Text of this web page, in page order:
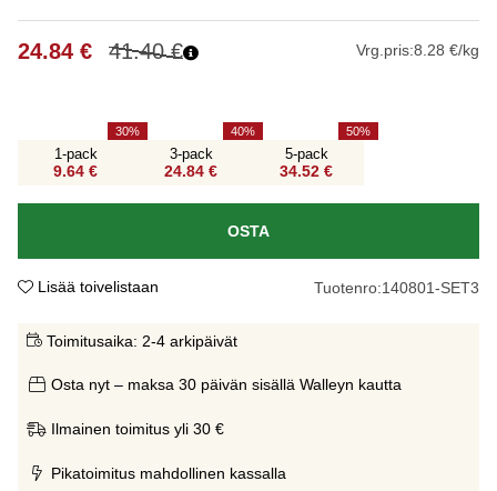
41.40€
24.84 € Vrg.pris:8.28 €/kg
1-pack
9.64 €
30
3-pack
24.84 €
40
5-pack
34.52 €
50
OSTA
Lisää toivelistaan Tuotenro:140801-SET3
Toimitusaika: 2-4 arkipäivät
Osta nyt – maksa 30 päivän sisällä Walleyn kautta
Ilmainen toimitus yli 30 €
Pikatoimitus mahdollinen kassalla